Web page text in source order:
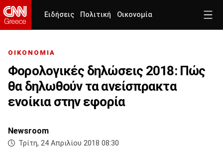
Ειδήσεις Πολιτική Οικονομία
ΟΙΚΟΝΟΜΙΑ
Φορολογικές δηλώσεις 2018: Πώς
θα δηλωθούν τα ανείσπρακτα
ενοίκια στην εφορία
Newsroom
Τρίτη, 24 Απριλίου 2018 08:30